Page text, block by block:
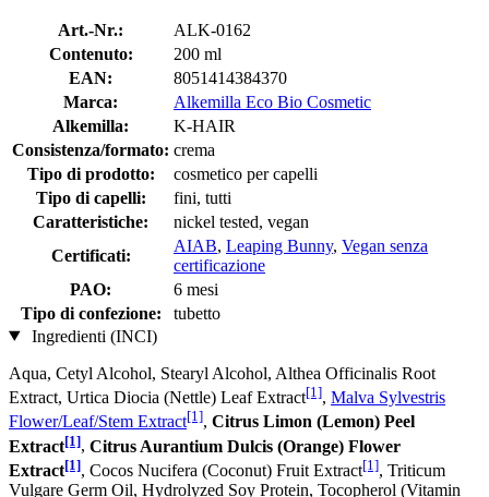
Art.-Nr.:
ALK-0162
Contenuto:
200 ml
EAN:
8051414384370
Marca:
Alkemilla Eco Bio Cosmetic
Alkemilla:
K-HAIR
Consistenza/formato: crema
Tipo di prodotto:
cosmetico per capelli
Tipo di capelli:
fini, tutti
Caratteristiche:
nickel tested, vegan
Certificati:
AIAB, Leaping Bunny, Vegan senza
certificazione
PAO:
6 mesi
Tipo di confezione:
tubetto
Ingredienti (INCI)
Aqua, Cetyl Alcohol, Stearyl Alcohol, Althea Officinalis Root
Extract, Urtica Diocia (Nettle) Leaf Extract[1], Malva Sylvestris
Flower/Leaf/Stem Extract[1], Citrus Limon (Lemon) Peel
Extract[1], Citrus Aurantium Dulcis (Orange) Flower
Extract[1], Cocos Nucifera (Coconut) Fruit Extract[1], Triticum
Vulgare Germ Oil, Hydrolyzed Soy Protein, Tocopherol (Vitamin